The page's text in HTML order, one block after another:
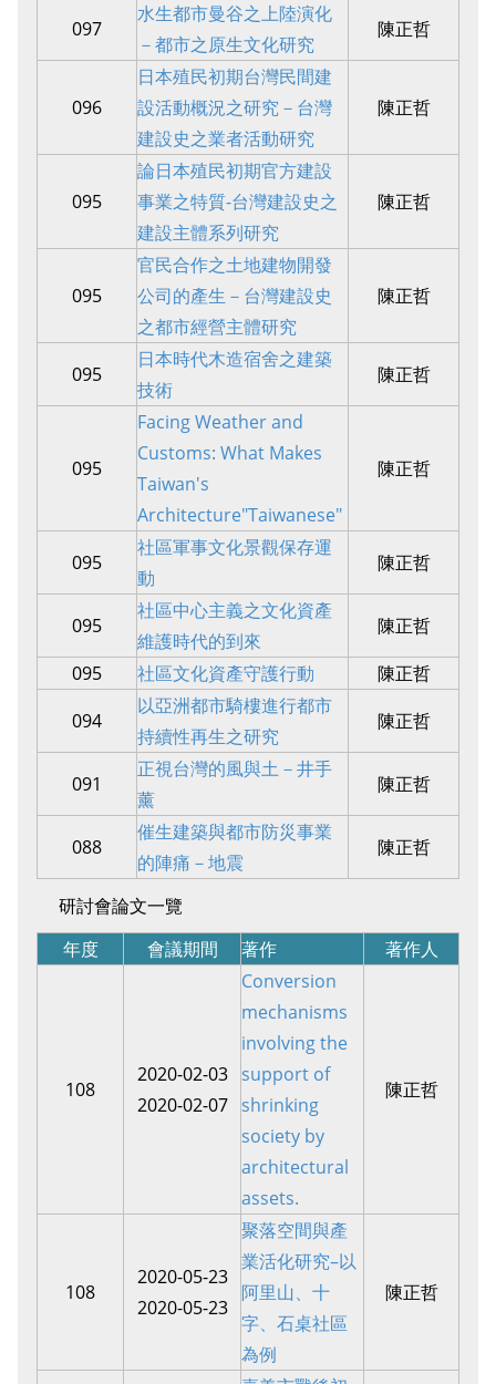
097
水生都市曼谷之上陸演化
－都市之原生文化研究
陳正哲
096
日本殖民初期台灣民間建
設活動概況之研究－台灣
建設史之業者活動研究
陳正哲
095
論日本殖民初期官方建設
事業之特質-台灣建設史之
建設主體系列研究
陳正哲
095
官民合作之土地建物開發
公司的產生－台灣建設史
之都市經營主體研究
陳正哲
095
日本時代木造宿舍之建築
技術
陳正哲
095
Facing Weather and
Customs: What Makes
Taiwan's
Architecture"Taiwanese"
陳正哲
095
社區軍事文化景觀保存運
動
陳正哲
095
社區中心主義之文化資產
維護時代的到來
陳正哲
095
社區文化資產守護行動
陳正哲
094
以亞洲都市騎樓進行都市
持續性再生之研究
陳正哲
091
正視台灣的風與土－井手
薰
陳正哲
088
催生建築與都市防災事業
的陣痛－地震
陳正哲
研討會論文一覽
年度
會議期間 著作 著作人
108
2020-02-03
2020-02-07
Conversion
mechanisms
involving the
support of
shrinking
society by
architectural
assets.
陳正哲
108
2020-05-23
2020-05-23
聚落空間與產
業活化研究–以
阿里山、十
字、石桌社區
為例
陳正哲